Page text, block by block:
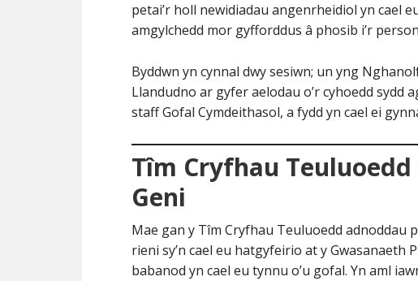
petai’r holl newidiadau angenrheidiol yn cael
amgylchedd mor gyfforddus â phosib i’r
Byddwn yn cynnal dwy sesiwn; un yng
Llandudno ar gyfer aelodau o’r cyhoedd sydd
staff Gofal Cymdeithasol, a fydd yn cael ei
Tîm Cryfhau
Geni
Mae gan y Tîm Cryfhau Teuluoedd adnoddau
rieni sy’n cael eu hatgyfeirio at y Gwasanaeth
babanod yn cael eu tynnu o’u gofal. Yn aml